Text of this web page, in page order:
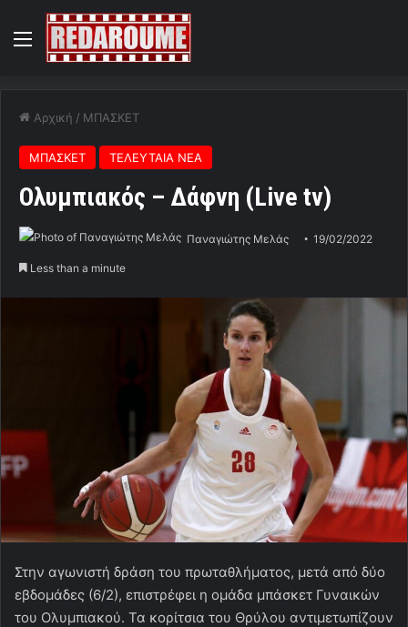
Menu
Αρχική / ΜΠΑΣΚΕΤ
ΜΠΑΣΚΕΤ ΤΕΛΕΥΤΑΙΑ ΝΕΑ
Ολυμπιακός – Δάφνη (Live tv)
Παναγιώτης Μελάς 19/02/2022
Less than a minute
Στην αγωνιστή δράση του πρωταθλήματος, μετά από δύο
εβδομάδες (6/2), επιστρέφει η ομάδα μπάσκετ Γυναικών
του Ολυμπιακού. Τα κορίτσια του Θρύλου αντιμετωπίζουν